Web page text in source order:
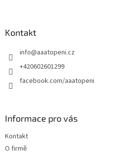
Kontakt
info@aaatopeni.cz
+420602601299
facebook.com/aaatopeni
Informace pro vás
Kontakt
O firmě